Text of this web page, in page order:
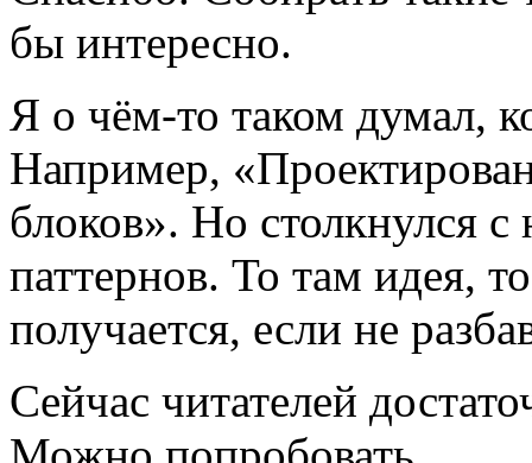
бы интересно.
Я о чём-то таком думал,
Например,
блоков». Но столкнулся
паттернов. То там идея,
получается, если не
Сейчас читателей